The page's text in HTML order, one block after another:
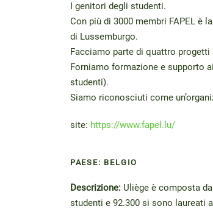
I genitori degli studenti.
Con più di 3000 membri FAPEL è
di Lussemburgo.
Facciamo parte di quattro
Forniamo formazione e supporto
studenti).
Siamo riconosciuti come
site: https://www.fapel.lu/
PAESE: BELGIO
Descrizione: Uliège è composta
studenti e 92.300 si sono laureati